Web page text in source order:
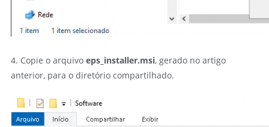
4. Copie o arquivo eps_installer.msi, gerado no artigo
anterior, para o diretório compartilhado.